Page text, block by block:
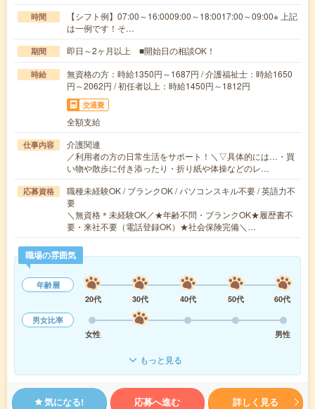
時間
【シフト例】07:00～16:0009:00～18:0017:00～09:00※ 上記
は一例です！そ…
期間 即日～2ヶ月以上 ■開始日の相談OK！
時給
無資格の方：時給1350円～1687円 / 介護福祉士：時給1650
円～2062円 / 初任者以上：時給1450円～1812円
交通費
全額支給
仕事内容
介護関連
／利用者の方の日常生活をサポート！＼▽具体的には…・買
い物や散歩に付き添ったり・折り紙や体操などのレ…
応募資格
職種未経験OK / ブランクOK / パソコンスキル不要 / 英語力不
要
＼無資格＊未経験OK／★年齢不問・ブランクOK★履歴書不
要・来社不要（電話登録OK）★社会保険完備＼…
職場の雰囲気
年齢層
20代
30代 40代 50代
60代
男女比率
女性
男性
もっと見る
気になる! 応募へ進む 詳しく見る